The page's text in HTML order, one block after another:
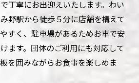
丁寧にお出迎えいたします。わい
野駅から徒歩５分に店舗を構えて
すく、駐車場があるためお車で安
ます。団体のご利用にも対応して
を囲みながらお食事を楽しめま